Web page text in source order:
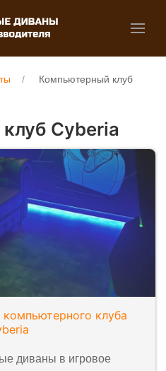
Компьютерный клуб
Cyberia
клуба
диваны в игровое